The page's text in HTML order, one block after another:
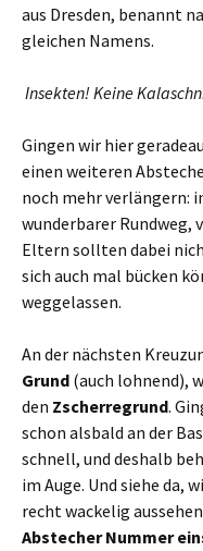
aus Dresden, benannt
gleichen Namens.
Insekten! Keine
Gingen wir hier
einen weiteren
noch mehr verlängern:
wunderbarer Rundweg,
Eltern sollten dabei
sich auch mal bücken
weggelassen.
An der nächsten
Grund (auch lohnend),
den Zscherregrund.
schon alsbald an der
schnell, und deshalb
im Auge. Und siehe da,
recht wackelig
Abstecher Nummer